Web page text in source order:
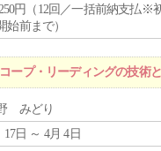
円（12回／一括前納支払※
始前まで）
ープ・リーディングの技術
みどり
17日 ～ 4月 4日